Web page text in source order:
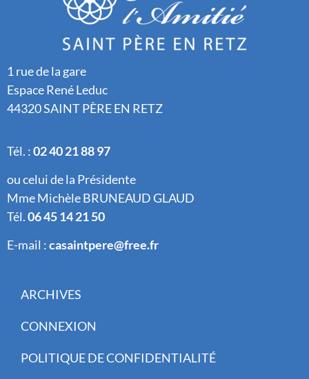
1 rue de la gare
Espace René Leduc
44320 SAINT PÈRE EN RETZ
Tél. :02 40 21 88 97
ou celui de la Présidente
Mme Michèle BRUNEAUD GLAUD
Tél.06 45 14 21 50
E-mail :casaintpere@free.fr
ARCHIVES
CONNEXION
POLITIQUE DE CONFIDENTIALITÉ